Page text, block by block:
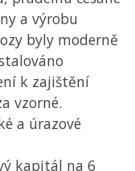
a výrobu
byly moderně
k zajištění
vzorné.
a úrazové
kapitál na 6